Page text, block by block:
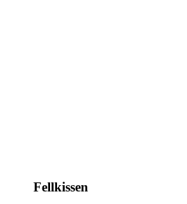
Fellkissen